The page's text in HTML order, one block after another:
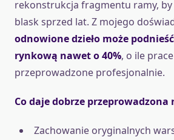
rekonstrukcja fragmentu ramy, by
blask sprzed lat. Z mojego
odnowione dzieło może
rynkową nawet o 40%, o ile
przeprowadzone profesjonalnie.
Co daje dobrze przeprowadzona
Zachowanie oryginalnych